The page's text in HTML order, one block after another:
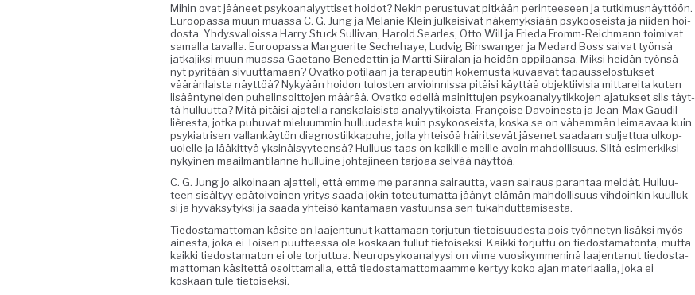
Mihin ovat jääneet psyko­ana­lyyt­tiset hoidot? Nekin perus­tu­vat pitkään per­in­teeseen ja tutkimus­näyt­töön.
Euroopas­sa muun muas­sa C. G. Jung ja Melanie Klein julka­isi­vat näke­myk­siään psykoo­seista ja niiden hoi­
dos­ta. Yhdys­val­lois­sa Har­ry Stuck Sul­li­van, Harold Sear­les, Otto Will ja Frie­da Fromm-Reich­mann toimi­vat
samal­la taval­la. Euroopas­sa Mar­guerite Sechehaye, Lud­vig Bin­swanger ja Medard Boss sai­vat työn­sä
jatka­jik­si muun muas­sa Gae­tano Benedet­tin ja Mart­ti Siiralan ja hei­dän oppi­laansa. Mik­si hei­dän työn­sä
nyt pyritään sivu­ut­ta­maan? Ovatko poti­laan ja ter­apeutin koke­mus­ta kuvaa­vat tapaus­selostuk­set
väärän­laista näyt­töä? Nykyään hoidon tulosten arvioin­nis­sa pitäisi käyt­tää objek­ti­ivisia mittare­i­ta kuten
lisään­tynei­den puhe­lin­soit­to­jen määrää. Ovatko edel­lä mainit­tu­jen psyko­ana­lyytikko­jen ajatuk­set siis täyt­
tä hul­lu­ut­ta? Mitä pitäisi ajatel­la ran­skalai­sista ana­lyytikoista, Françoise Davoines­ta ja Jean-Max Gaudil­
lières­ta, jot­ka puhu­vat mielu­um­min hul­lu­ud­es­ta kuin psykoo­seista, kos­ka se on vähem­män leimaavaa kuin
psyki­a­trisen val­lankäytön diag­nos­ti­ikka­puhe, jol­la yhteisöä häir­it­sevät jäsenet saadaan sul­jet­tua ulkop­
uolelle ja lääkit­tyä yksinäisyy­teen­sä? Hul­lu­us taas on kaikille meille avoin mah­dol­lisu­us. Siitä esimerkik­si
nykyi­nen maail­man­ti­lanne hul­luine johta­ji­neen tar­joaa selvää näyttöä.
C. G. Jung jo aikoinaan ajat­teli, että emme me paran­na sairaut­ta, vaan sairaus paran­taa mei­dät. Hul­lu­u­
teen sisäl­tyy epä­toivoinen yri­tys saa­da jokin toteu­tu­mat­ta jäänyt elämän mah­dol­lisu­us vih­doinkin kuul­luk­
si ja hyväksy­tyk­si ja saa­da yhteisö kan­ta­maan vas­tu­un­sa sen tukahduttamisesta.
Tiedosta­mat­toman käsite on laa­jen­tunut kat­ta­maan tor­ju­tun tietoisu­ud­es­ta pois työn­netyn lisäk­si myös
aines­ta, joka ei Toisen puut­teessa ole koskaan tul­lut tietoisek­si. Kaik­ki tor­jut­tu on tiedostam­a­ton­ta, mut­ta
kaik­ki tiedostam­a­ton ei ole tor­jut­tua. Neu­rop­syko­ana­lyysi on viime vuosikym­meninä laa­jen­tanut tiedosta­
mat­toman käsitet­tä osoit­ta­mal­la, että tiedosta­mat­tomaamme ker­tyy koko ajan mate­ri­aalia, joka ei
koskaan tule tietoiseksi.